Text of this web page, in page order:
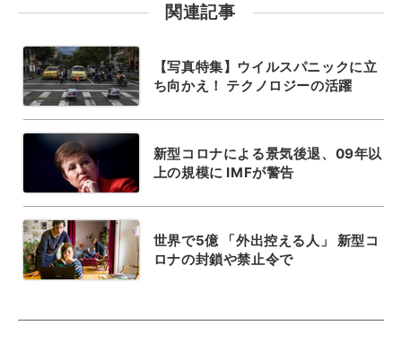
関連記事
【写真特集】ウイルスパニックに立
ち向かえ！ テクノロジーの活躍
新型コロナによる景気後退、09年以
上の規模に IMFが警告
世界で5億 「外出控える人」 新型コ
ロナの封鎖や禁止令で